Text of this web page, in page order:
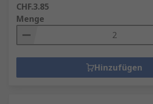
CHF.3.85
Menge
Hinzufügen